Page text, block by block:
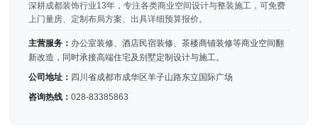
深耕成都装饰行业13年，专注各类商业空间设计与整装施工，可免费
上门量房、定制布局方案、出具详细预算报价。
主营服务： 办公室装修、酒店民宿装修、茶楼商铺装修等商业空间翻
新改造，同时承接高端住宅及别墅定制设计与施工。
公司地址： 四川省成都市成华区羊子山路东立国际广场
咨询热线： 028-83385863